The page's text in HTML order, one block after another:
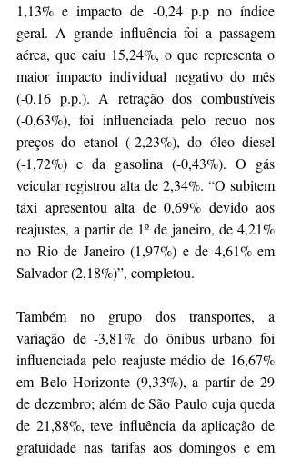
1,13% e impacto de -0,24 p.p no índice
geral. A grande influência foi a passagem
aérea, que caiu 15,24%, o que representa o
maior impacto individual negativo do mês
(-0,16 p.p.). A retração dos combustíveis
(-0,63%), foi influenciada pelo recuo nos
preços do etanol (-2,23%), do óleo diesel
(-1,72%) e da gasolina (-0,43%). O gás
veicular registrou alta de 2,34%. “O subitem
táxi apresentou alta de 0,69% devido aos
reajustes, a partir de 1º de janeiro, de 4,21%
no Rio de Janeiro (1,97%) e de 4,61% em
Salvador (2,18%)”, completou.
Também no grupo dos transportes, a
variação de -3,81% do ônibus urbano foi
influenciada pelo reajuste médio de 16,67%
em Belo Horizonte (9,33%), a partir de 29
de dezembro; além de São Paulo cuja queda
de 21,88%, teve influência da aplicação de
gratuidade nas tarifas aos domingos e em